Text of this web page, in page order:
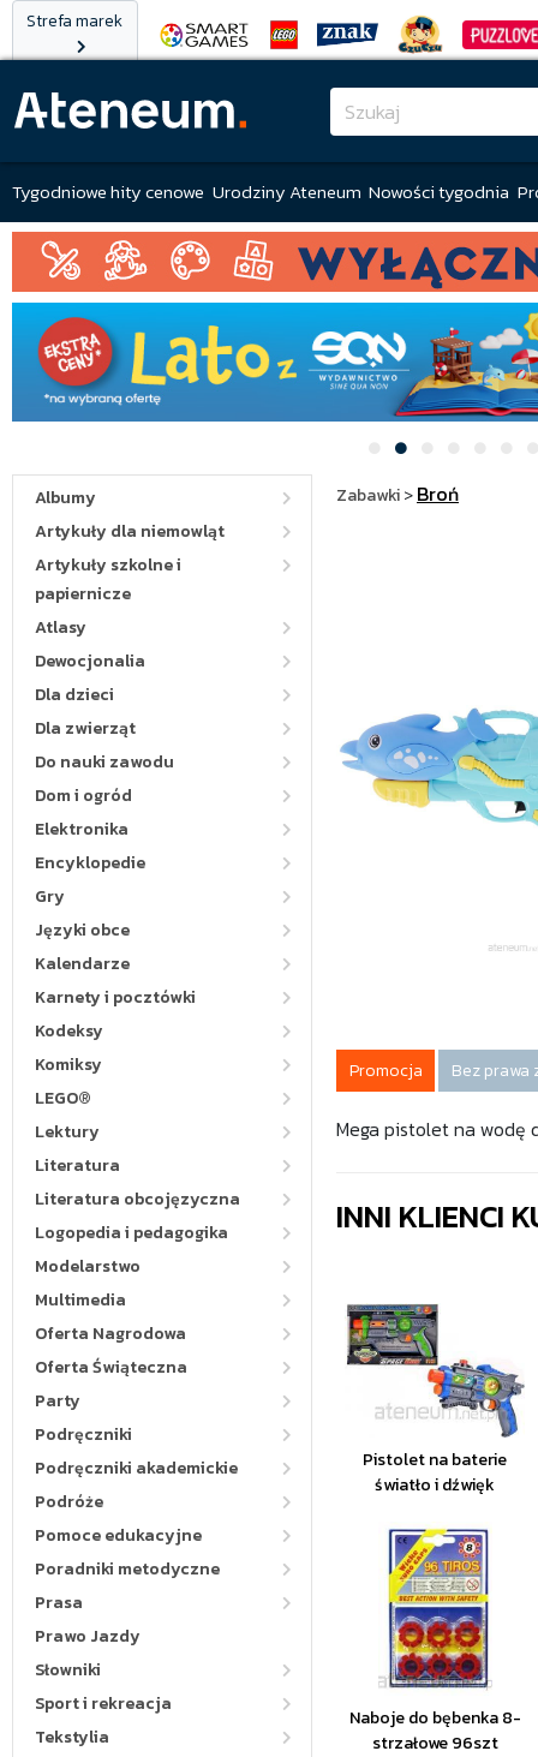
Strefa marek
Tygodniowe hity cenowe Urodziny Ateneum Nowości tygodnia
Albumy
Artykuły dla niemowląt
Artykuły szkolne i
papiernicze
Atlasy
Dewocjonalia
Dla dzieci
Dla zwierząt
Do nauki zawodu
Dom i ogród
Elektronika
Encyklopedie
Gry
Języki obce
Kalendarze
Karnety i pocztówki
Kodeksy
Komiksy
LEGO®
Lektury
Literatura
Literatura obcojęzyczna
Logopedia i pedagogika
Modelarstwo
Multimedia
Oferta Nagrodowa
Oferta Świąteczna
Party
Podręczniki
Podręczniki akademickie
Podróże
Pomoce edukacyjne
Poradniki metodyczne
Prasa
Prawo Jazdy
Słowniki
Sport i rekreacja
Tekstylia
Zabawki>Broń
Promocja Bez prawa
Mega pistolet na wodę
INNI KLIENCI
Pistolet na baterie
światło i dźwięk
Naboje do bębenka 8-
strzałowe 96szt